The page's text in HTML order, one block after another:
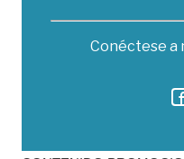
Conéctese a